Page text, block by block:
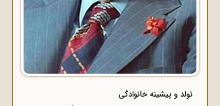
تولد و پیشینه خانوادگى